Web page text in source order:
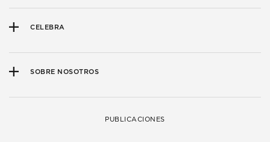
CELEBRA
SOBRE NOSOTROS
PUBLICACIONES